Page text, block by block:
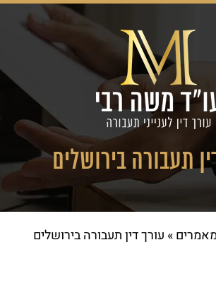
תעבורה בירושלים
מאמרים» עורך דין תעבורה בירושלים